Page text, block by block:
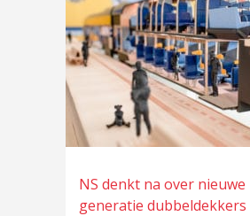
NS denkt na over nieuwe
generatie dubbeldekkers